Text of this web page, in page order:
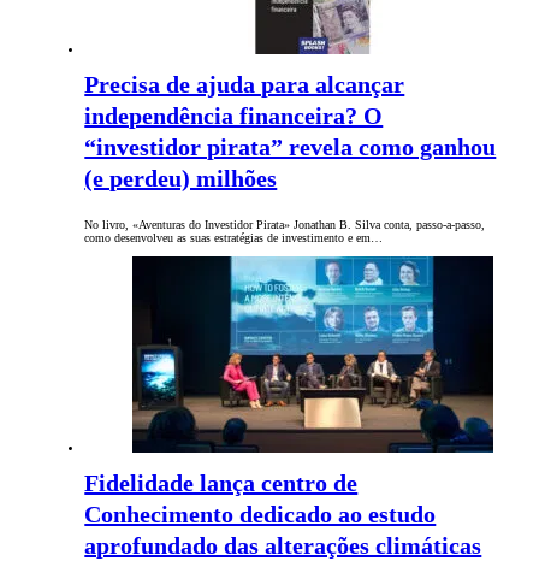
Precisa de ajuda para alcançar
independência financeira? O
“investidor pirata” revela como ganhou
(e perdeu) milhões
No livro, «Aventuras do Investidor Pirata» Jonathan B. Silva conta, passo-a-passo,
como desenvolveu as suas estratégias de investimento e em…
Fidelidade lança centro de
Conhecimento dedicado ao estudo
aprofundado das alterações climáticas